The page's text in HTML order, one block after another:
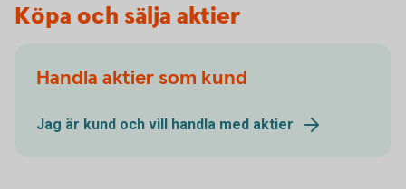
Köpa och sälja aktier
Handla aktier som kund
Jag är kund och vill handla med aktier